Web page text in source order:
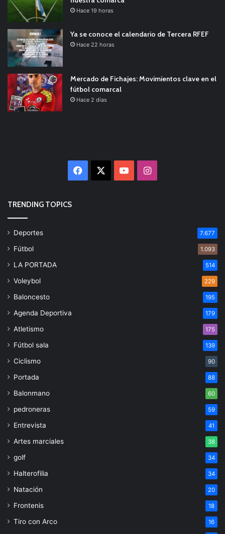
Hace 19 horas
Ya se conoce el calendario de Tercera RFEF
Hace 22 horas
Mercado de Fichajes: Movimientos clave en el
fútbol comarcal
Hace 2 días
Facebook YouTubeInstagram
TRENDING TOPICS
Deportes 7.677
Fútbol 1.093
LA PORTADA 514
Voleybol 229
Baloncesto 195
Agenda Deportiva 179
Atletismo 175
Fútbol sala 139
Ciclismo 90
Portada 88
Balonmano 60
pedroneras 59
Entrevista 41
Artes marciales 38
golf 34
Halterofilia 34
Natación 20
Frontenis 18
Tiro con Arco 16